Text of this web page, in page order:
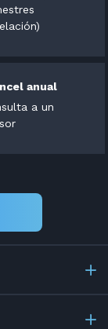
anual
a un